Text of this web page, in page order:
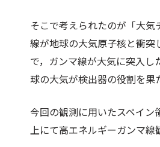
そこで考えられたのが「大
線が地球の大気原子核と衝
で，ガンマ線が大気に突入
球の大気が検出器の役割を果
今回の観測に用いたスペイン
上にて高エネルギーガンマ線